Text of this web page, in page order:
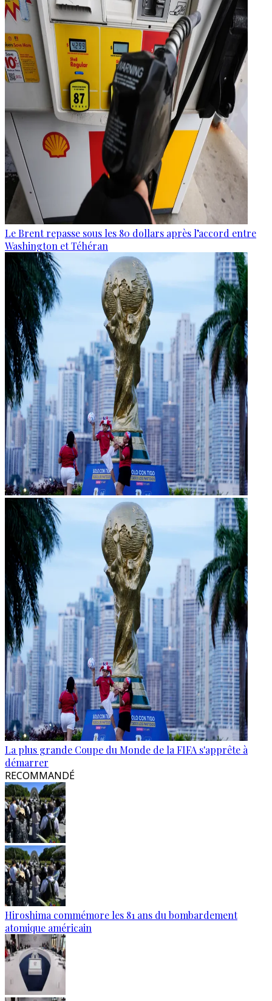
Le Brent repasse sous les 80 dollars après l’accord entre
Washington et Téhéran
La plus grande Coupe du Monde de la FIFA s'apprête à
démarrer
RECOMMANDÉ
Hiroshima commémore les 81 ans du bombardement
atomique américain